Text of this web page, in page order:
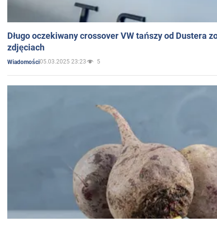
Długo oczekiwany crossover VW tańszy od Dustera
zdjęciach
Wiadomości05.03.2025 23:23 5